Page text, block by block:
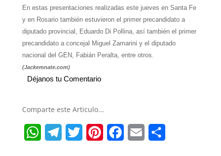
En estas presentaciones realizadas este jueves en Santa Fe
y en Rosario también estuvieron el primer precandidato a
diputado provincial, Eduardo Di Pollina, así también el primer
precandidato a concejal Miguel Zamarini y el diputado
nacional del GEN, Fabián Peralta, entre otros.
(Jackemnate.com)
Déjanos tu Comentario
Comparte este Articulo...